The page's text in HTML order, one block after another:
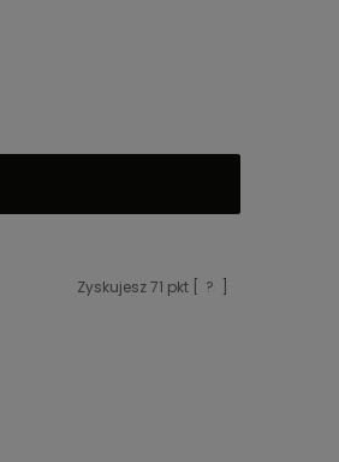
Zyskujesz71 pkt [ ?